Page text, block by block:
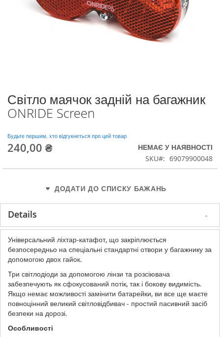
Перейти
до
початку
зображень
Світло маячок задній на багажник
ONRIDE Screen
Будьте першим, хто відгукнеться про цей товар
240,00 ₴
НЕМАЄ У НАЯВНОСТІ
SKU
69079900048
ДОДАТИ ДО СПИСКУ БАЖАНЬ
Details
Універсальний ліхтар-катафот, що закріплюється
безпосередньо на спеціальні стандартні отвори у багажнику за
допомогою двох гайок.
Три світлодіоди за допомогою лінзи та розсіювача
забезпечують як сфокусований потік, так і бокову видимість.
Якщо немає можливості замінити батарейки, ви все ще маєте
повноцінний великий світловідбивач - простий пасивний засіб
безпеки на дорозі.
Особливості